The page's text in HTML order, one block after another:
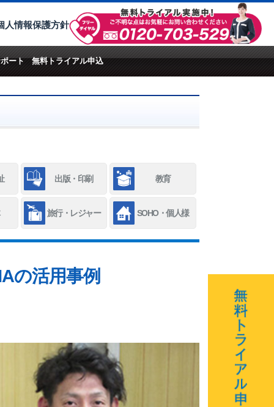
人情報保護方針
ート 無料トライアル申込
出版・印刷 教育
旅行・レジャー SOHO・個人様
の活用事例